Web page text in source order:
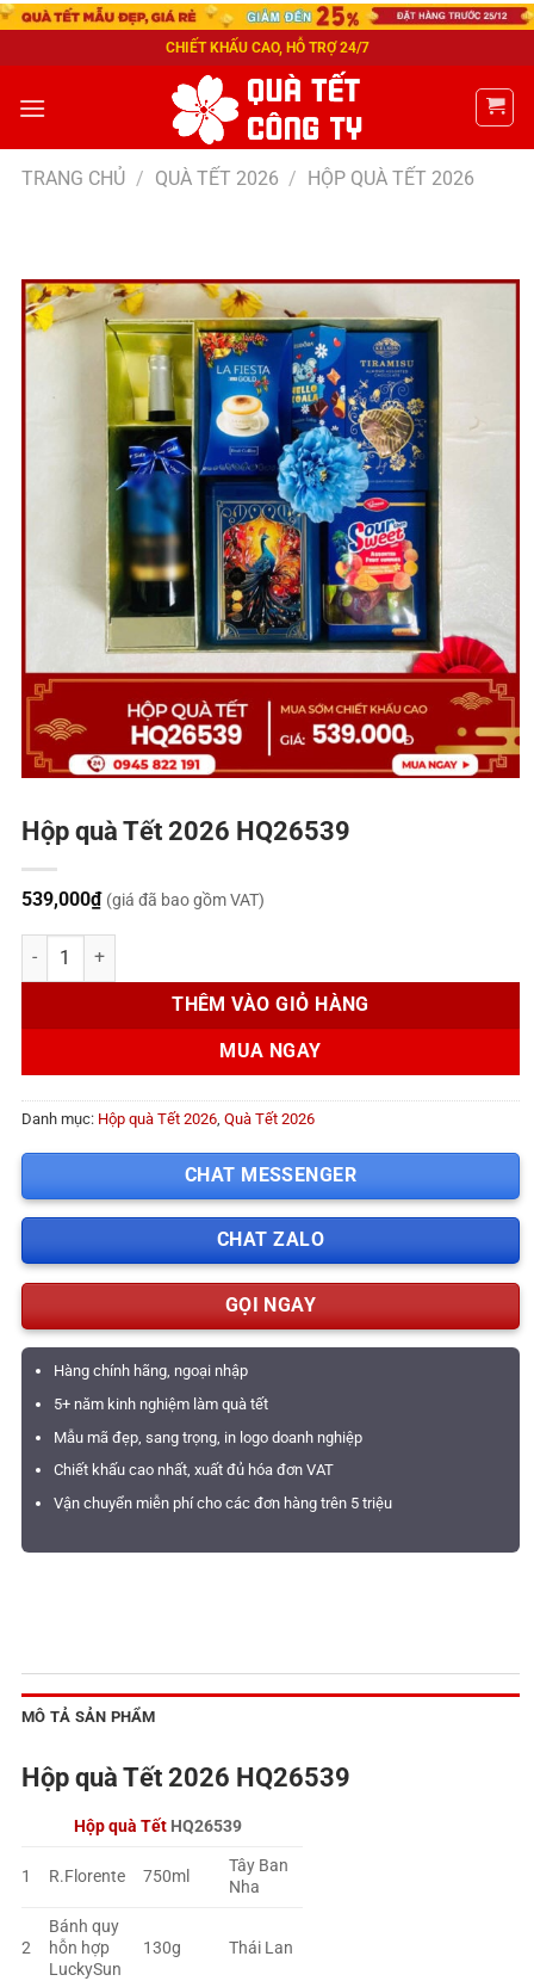
CHIẾT KHẤU CAO, HỖ TRỢ 24/7
TRANG CHỦ / QUÀ TẾT 2026 / HỘP QUÀ TẾT 2026
Hộp quà Tết 2026 HQ26539
539,000₫ (giá đã bao gồm VAT)
Hộp quà Tết 2026 HQ26539 số lượng
THÊM VÀO GIỎ HÀNG
MUA NGAY
Danh mục: Hộp quà Tết 2026 Quà Tết 2026
CHAT MESSENGER
CHAT ZALO
GỌI NGAY
Hàng chính hãng, ngoại nhập
5+ năm kinh nghiệm làm quà tết
Mẫu mã đẹp, sang trọng, in logo doanh nghiệp
Chiết khấu cao nhất, xuất đủ hóa đơn VAT
Vận chuyển miễn phí cho các đơn hàng trên 5 triệu
MÔ TẢ SẢN PHẨM
Hộp quà Tết 2026 HQ26539
Hộp quà TếtHQ26539
1 R.Florente 750ml
Tây Ban
Nha
2
Bánh quy
hỗn hợp
LuckySun
130g Thái Lan